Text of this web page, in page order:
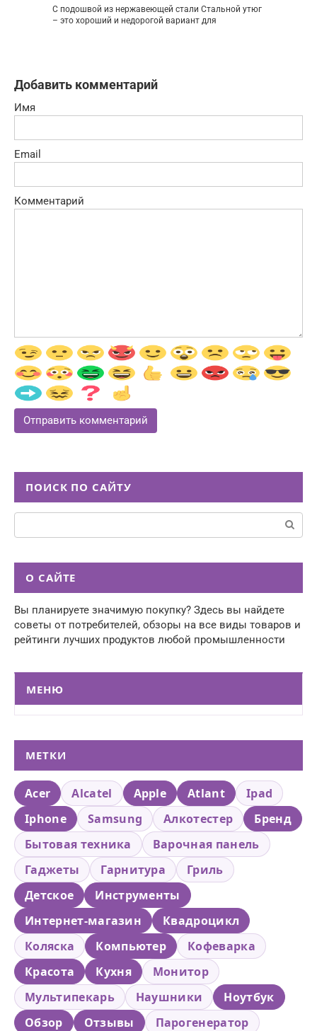
С подошвой из нержавеющей стали Стальной утюг
– это хороший и недорогой вариант для
Добавить комментарий
Имя
Email
Комментарий
ПОИСК ПО САЙТУ
Поиск:
О САЙТЕ
Вы планируете значимую покупку? Здесь вы найдете
советы от потребителей, обзоры на все виды товаров и
рейтинги лучших продуктов любой промышленности
МЕНЮ
МЕТКИ
Acer Alcatel Apple Atlant
Ipad
Iphone
Samsung Алкотестер
Бренд
Бытовая техника
Варочная панель
Гаджеты
Гарнитура
Гриль
Детское
Инструменты
Интернет-магазин
Квадроцикл
Коляска
Компьютер
Кофеварка
Красота
Кухня
Монитор
Мультипекарь
Наушники
Ноутбук
Обзор
Отзывы
Парогенератор